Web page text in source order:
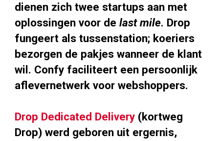
dienen zich twee startups aan met
oplossingen voor de last mile. Drop
fungeert als tussenstation; koeriers
bezorgen de pakjes wanneer de klant
wil. Confy faciliteert een persoonlijk
aflevernetwerk voor webshoppers.
Drop Dedicated Delivery (kortweg
Drop) werd geboren uit ergernis,